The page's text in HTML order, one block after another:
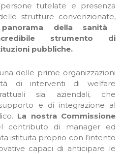
tutelate e presenza
strutture convenzionate,
della sanità
strumento di
pubbliche.
delle prime organizzazioni
di interventi di welfare
sia aziendali, che
e di integrazione al
La nostra Commissione
contributo di manager ed
istituita proprio con l’intento
capaci di anticipare le